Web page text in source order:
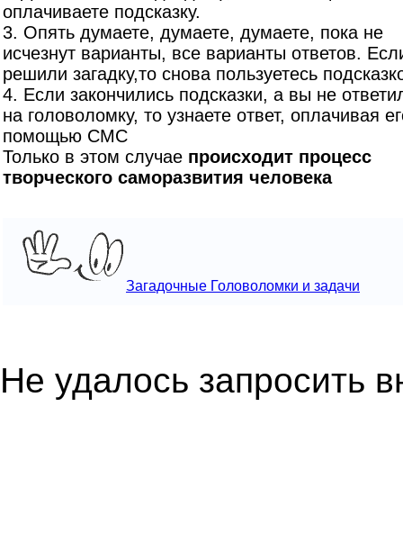
оплачиваете подсказку.
3. Опять думаете, думаете, думаете, пока не
исчезнут варианты, все варианты ответов.
решили загадку,то снова пользуетесь
4. Если закончились подсказки, а вы не
на головоломку, то узнаете ответ, оплачивая
помощью СМС
Только в этом случае происходит процесс
творческого саморазвития человека
Загадочные Головоломки и задачи
Не удалось запросить